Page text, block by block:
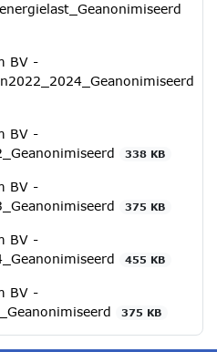
BV -
BV -
338 KB
BV -
375 KB
BV -
455 KB
BV -
375 KB